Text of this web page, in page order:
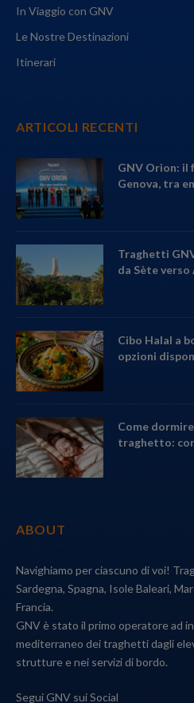
In Viaggio con GNV
Le Nostre Destinazioni
Itinerari
ARTICOLI RECENTI
GNV Orion: il
Genova, tra
Traghetti
da Sète verso
Cibo Halal a
opzioni
Come
traghetto:
ABOUT
Navighiamo per ciascuno di voi!
Sardegna, Spagna, Isole Baleari,
Francia.
GNV è stato il primo operatore ad
mediterraneo dei traghetti dagli
strutture e nei servizi di bordo.
Segui GNV sui Social